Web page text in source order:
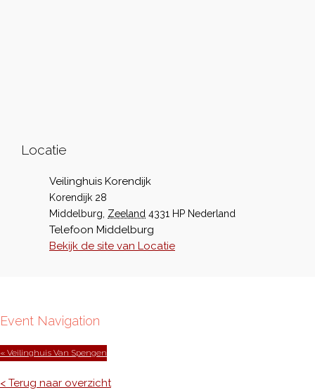
Locatie
Veilinghuis Korendijk
Korendijk 28
Middelburg Zeeland 4331 HP Nederland
Telefoon Middelburg
Bekijk de site van Locatie
Event Navigation
« Veilinghuis Van Spengen
< Terug naar overzicht